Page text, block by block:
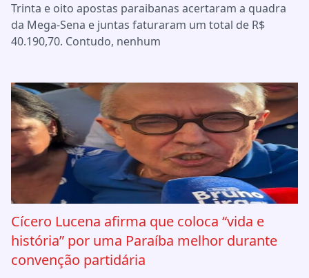
Trinta e oito apostas paraibanas acertaram a quadra
da Mega-Sena e juntas faturaram um total de R$
40.190,70. Contudo, nenhum
Cícero Lucena afirma que coloca “vida e
história” por uma Paraíba melhor durante
convenção partidária